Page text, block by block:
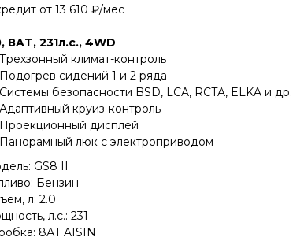
от 13 610 ₽/мес
8AT, 231л.с., 4WD
Трехзонный климат-контроль
Подогрев сидений 1 и 2 ряда
Системы безопасности BSD, LCA, RCTA, ELKA и др.
Адаптивный круиз-контроль
Проекционный дисплей
Панорамный люк с электроприводом
GS8 II
Бензин
л: 2.0
л.с.: 231
8АT AISIN